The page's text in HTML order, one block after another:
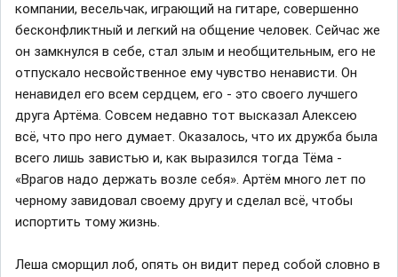
компании, весельчак, играющий на гитаре, совершенно
бесконфликтный и легкий на общение человек. Сейчас же
он замкнулся в себе, стал злым и необщительным, его не
отпускало несвойственное ему чувство ненависти. Он
ненавидел его всем сердцем, его - это своего лучшего
друга Артёма. Совсем недавно тот высказал Алексею
всё, что про него думает. Оказалось, что их дружба была
всего лишь завистью и, как выразился тогда Тёма -
«Врагов надо держать возле себя». Артём много лет по
черному завидовал своему другу и сделал всё, чтобы
испортить тому жизнь.
Леша сморщил лоб, опять он видит перед собой словно в